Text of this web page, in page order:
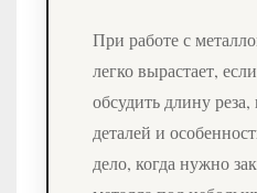
При работе с
легко вырастает,
обсудить длину реза,
деталей и
дело, когда нужно